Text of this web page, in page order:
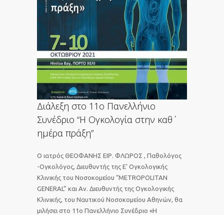
Διάλεξη στο 11ο Πανελλήνιο
Συνέδριο “Η Ογκολογία στην καθ΄
ημέρα πράξη”
Ο ιατρός ΘΕΟΦΑΝΗΣ ΕΙΡ. ΦΛΩΡΟΣ , Παθολόγος
-Ογκολόγος, Διευθυντής της Ε’ Ογκολογικής
Κλινικής του Νοσοκομείου “METROPOLITAN
GENERAL” και Αν. Διευθυντής της Ογκολογικής
Κλινικής, του Ναυτικού Νοσοκομείου Αθηνών, θα
μιλήσει στο 11ο Πανελλήνιο Συνέδριο «Η